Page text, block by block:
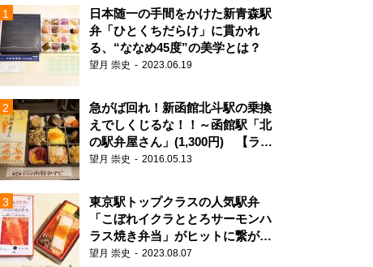
日本随一の手間をかけた新青森駅
弁「ひとくちだらけ」に貫かれ
る、“ななめ45度”の美学とは？
望月 崇史 2023.06.19
急がば回れ！新函館北斗駅の乗換
えでしくじるな！！～函館駅「北
の駅弁屋さん」(1,300円) 【ライ
ター望月の駅弁膝栗毛】
望月 崇史 2016.05.13
東京駅トップクラスの人気駅弁
「こぼれイクラととろサーモンハ
ラス焼き弁当」がヒットに繋がっ
た理由
望月 崇史 2023.08.07